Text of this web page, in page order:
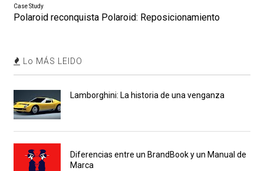
Case Study
Polaroid reconquista Polaroid: Reposicionamiento
Lo MÁS LEIDO
Lamborghini: La historia de una venganza
Diferencias entre un BrandBook y un Manual de
Marca